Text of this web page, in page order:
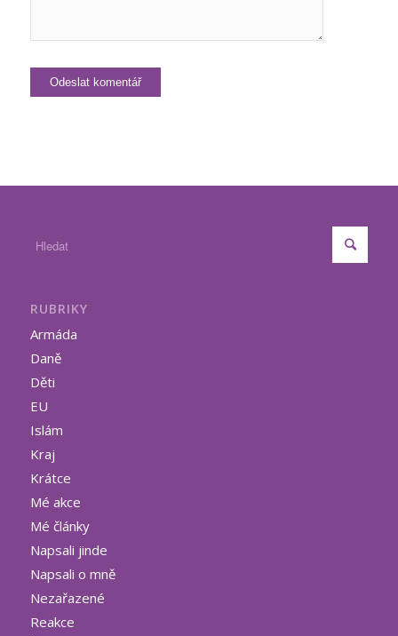
RUBRIKY
Armáda
Daně
Děti
EU
Islám
Kraj
Krátce
Mé akce
Mé články
Napsali jinde
Napsali o mně
Nezařazené
Reakce